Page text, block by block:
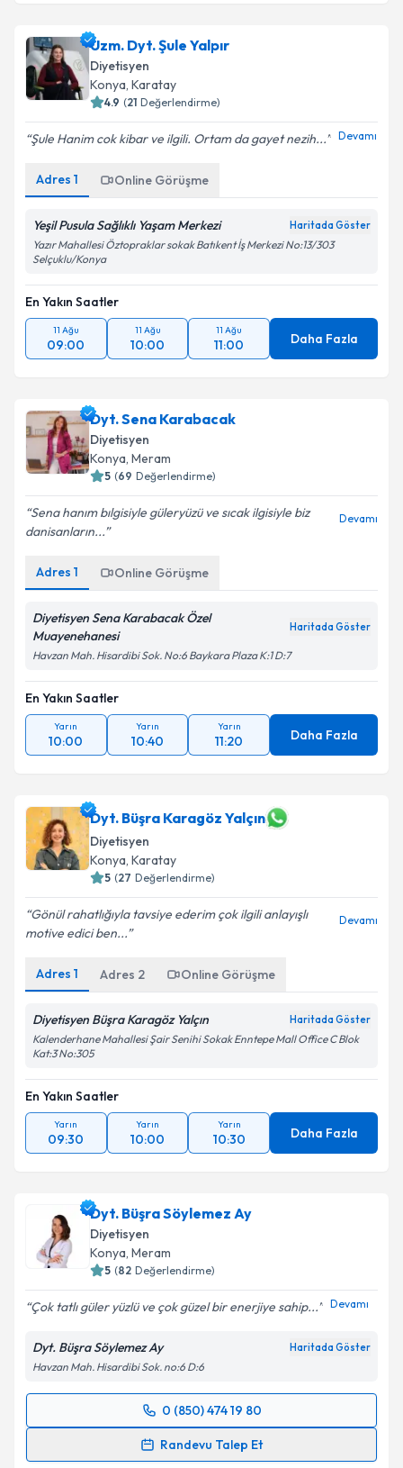
Uzm. Dyt. Şule Yalpır
Diyetisyen
Konya, Karatay
4.9 (21 Değerlendirme)
Şule Hanim cok kibar ve ilgili. Ortam da gayet nezih... Devamı
Adres 1 Online Görüşme
Yeşil Pusula Sağlıklı Yaşam Merkezi Haritada Göster
Yazır Mahallesi Öztopraklar sokak Batıkent İş Merkezi No:13/303
Selçuklu/Konya
En Yakın Saatler
11 Ağu
09:00
11 Ağu
10:00
11 Ağu
11:00 Daha Fazla
Dyt. Sena Karabacak
Diyetisyen
Konya, Meram
5 (69 Değerlendirme)
Sena hanım bılgisiyle güleryüzü ve sıcak ilgisiyle biz
danisanların...
Devamı
Adres 1 Online Görüşme
Diyetisyen Sena Karabacak Özel
Muayenehanesi
Haritada Göster
Havzan Mah. Hisardibi Sok. No:6 Baykara Plaza K:1 D:7
En Yakın Saatler
Yarın
10:00
Yarın
10:40
Yarın
11:20 Daha Fazla
Dyt. Büşra Karagöz Yalçın
Diyetisyen
Konya, Karatay
5 (27 Değerlendirme)
Gönül rahatlığıyla tavsiye ederim çok ilgili anlayışlı
motive edici ben...
Devamı
Adres 1 Adres 2 Online Görüşme
Diyetisyen Büşra Karagöz Yalçın Haritada Göster
Kalenderhane Mahallesi Şair Senihi Sokak Enntepe Mall Office C Blok
Kat:3 No:305
En Yakın Saatler
Yarın
09:30
Yarın
10:00
Yarın
10:30 Daha Fazla
Dyt. Büşra Söylemez Ay
Diyetisyen
Konya, Meram
5 (82 Değerlendirme)
Çok tatlı güler yüzlü ve çok güzel bir enerjiye sahip... Devamı
Dyt. Büşra Söylemez Ay Haritada Göster
Havzan Mah. Hisardibi Sok. no:6 D:6
0 (850) 474 19 80
Randevu Talep Et
Randevu Takvimi Talebi